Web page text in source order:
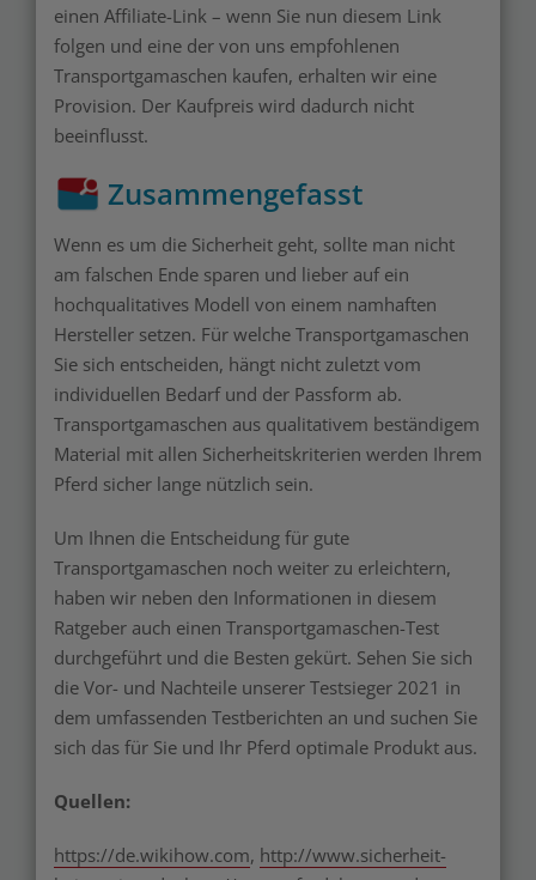
einen Affiliate-Link – wenn Sie nun diesem Link
folgen und eine der von uns empfohlenen
Transportgamaschen kaufen, erhalten wir eine
Provision. Der Kaufpreis wird dadurch nicht
beeinflusst.
Zusammengefasst
Wenn es um die Sicherheit geht, sollte man nicht
am falschen Ende sparen und lieber auf ein
hochqualitatives Modell von einem namhaften
Hersteller setzen. Für welche Transportgamaschen
Sie sich entscheiden, hängt nicht zuletzt vom
individuellen Bedarf und der Passform ab.
Transportgamaschen aus qualitativem beständigem
Material mit allen Sicherheitskriterien werden Ihrem
Pferd sicher lange nützlich sein.
Um Ihnen die Entscheidung für gute
Transportgamaschen noch weiter zu erleichtern,
haben wir neben den Informationen in diesem
Ratgeber auch einen Transportgamaschen-Test
durchgeführt und die Besten gekürt. Sehen Sie sich
die Vor- und Nachteile unserer Testsieger 2021 in
dem umfassenden Testberichten an und suchen Sie
sich das für Sie und Ihr Pferd optimale Produkt aus.
Quellen:
https://de.wikihow.com, http://www.sicherheit-